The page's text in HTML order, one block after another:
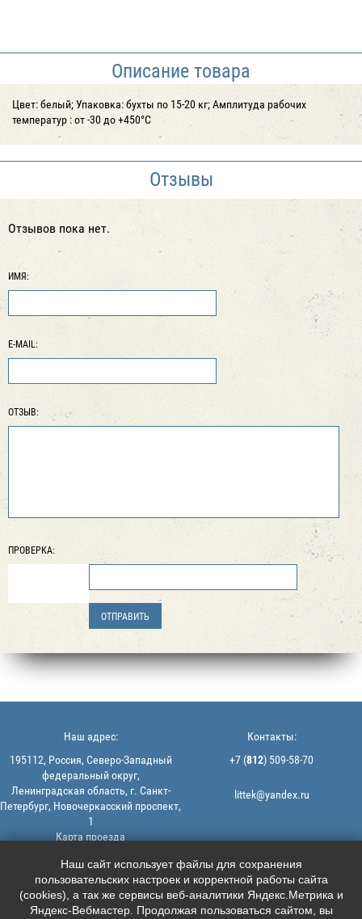
Описание товара
Цвет: белый; Упаковка: бухты по 15-20 кг; Амплитуда рабочих
температур : от -30 до +450°С
Отзывы
Отзывов пока нет.
ИМЯ:
E-MAIL:
ОТЗЫВ:
ПРОВЕРКА:
© 2013-2026 | ООО "ЛИТТЕК" -
производство и продажа РТИ
ИНН: 7806523560 | ОГРН:
1147847126162
Наш адрес:
195112, Россия, Северо-Западный
федеральный округ,
Ленинградская область, г. Санкт-
Петербург, Новочеркасский проспект,
1
Карта проезда
Контакты:
+7 (812) 509-58-70
littek@yandex.ru
Мы в соцсетях:
    
Наш сайт использует файлы для сохранения
пользовательских настроек и корректной работы сайта
(cookies), а так же сервисы веб-аналитики Яндекс.Метрика и
Яндекс-Вебмастер. Продолжая пользоваться сайтом, вы